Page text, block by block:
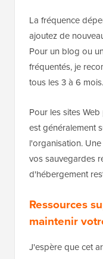
médiathèque
La fréquence
ajoutez de
Pour un blog ou
tous les 3 à 6 mois.
Pour les sites
est généralement
l'organisation. Une
d'hébergement
Ressources
maintenir